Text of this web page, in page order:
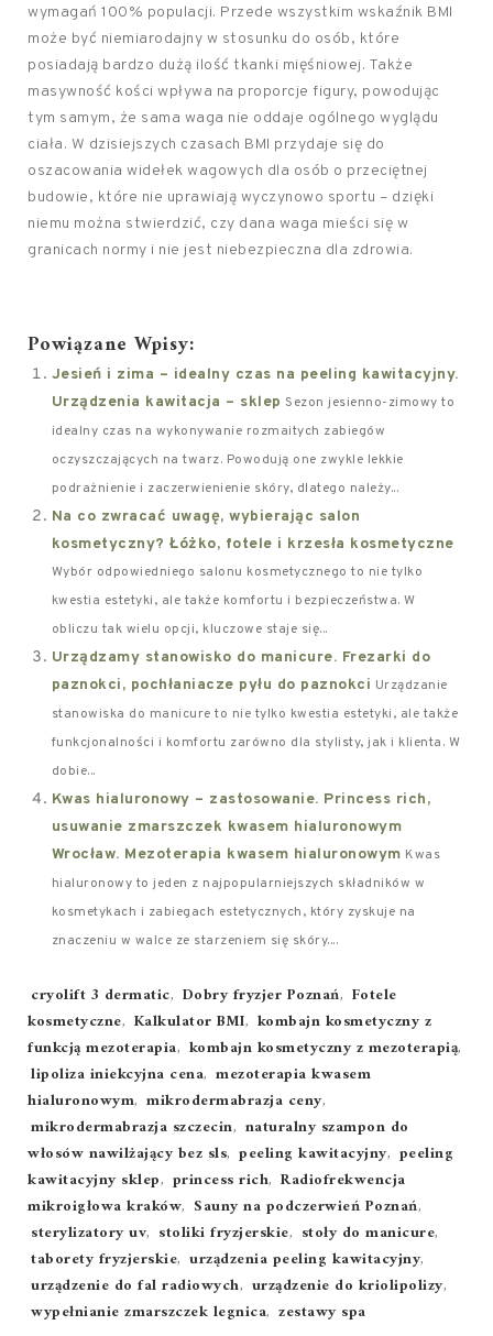
wymagań 100% populacji. Przede wszystkim wskaźnik BMI
może być niemiarodajny w stosunku do osób, które
posiadają bardzo dużą ilość tkanki mięśniowej. Także
masywność kości wpływa na proporcje figury, powodując
tym samym, że sama waga nie oddaje ogólnego wyglądu
ciała. W dzisiejszych czasach BMI przydaje się do
oszacowania widełek wagowych dla osób o przeciętnej
budowie, które nie uprawiają wyczynowo sportu – dzięki
niemu można stwierdzić, czy dana waga mieści się w
granicach normy i nie jest niebezpieczna dla zdrowia.
Powiązane Wpisy:
Jesień i zima – idealny czas na peeling kawitacyjny.
Urządzenia kawitacja – sklep Sezon jesienno-zimowy to
idealny czas na wykonywanie rozmaitych zabiegów
oczyszczających na twarz. Powodują one zwykle lekkie
podrażnienie i zaczerwienienie skóry, dlatego należy...
Na co zwracać uwagę, wybierając salon
kosmetyczny? Łóżko, fotele i krzesła kosmetyczne
Wybór odpowiedniego salonu kosmetycznego to nie tylko
kwestia estetyki, ale także komfortu i bezpieczeństwa. W
obliczu tak wielu opcji, kluczowe staje się...
Urządzamy stanowisko do manicure. Frezarki do
paznokci, pochłaniacze pyłu do paznokci Urządzanie
stanowiska do manicure to nie tylko kwestia estetyki, ale także
funkcjonalności i komfortu zarówno dla stylisty, jak i klienta. W
dobie...
Kwas hialuronowy – zastosowanie. Princess rich,
usuwanie zmarszczek kwasem hialuronowym
Wrocław. Mezoterapia kwasem hialuronowym Kwas
hialuronowy to jeden z najpopularniejszych składników w
kosmetykach i zabiegach estetycznych, który zyskuje na
znaczeniu w walce ze starzeniem się skóry....
Tags:
cryolift 3 dermatic, Dobry fryzjer Poznań, Fotele
kosmetyczne, Kalkulator BMI, kombajn kosmetyczny z
funkcją mezoterapia, kombajn kosmetyczny z mezoterapią,
lipoliza iniekcyjna cena, mezoterapia kwasem
hialuronowym, mikrodermabrazja ceny,
mikrodermabrazja szczecin, naturalny szampon do
włosów nawilżający bez sls, peeling kawitacyjny, peeling
kawitacyjny sklep, princess rich, Radiofrekwencja
mikroigłowa kraków, Sauny na podczerwień Poznań,
sterylizatory uv, stoliki fryzjerskie, stoły do manicure,
taborety fryzjerskie, urządzenia peeling kawitacyjny,
urządzenie do fal radiowych, urządzenie do kriolipolizy,
wypełnianie zmarszczek legnica, zestawy spa